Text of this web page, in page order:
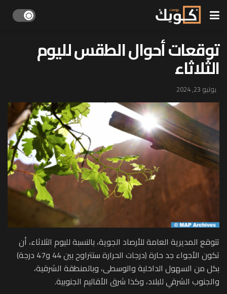
توقعات أحوال الطقس لليوم
الثلاثاء
يوليو 23, 2024
تتوقع المديرية العامة للأرصاد الجوية، بالنسبة لليوم الثلاثاء، أن
تكون الأجواء جد حارة (درجات الحرارة ستتراوح بين 44 و47 درجة)
بكل من السهول الداخلية والوسطى، وبالمنطقة الشرقية،
والجنوب الشرقي للبلاد، وكذا شرق الأقاليم الجنوبية.